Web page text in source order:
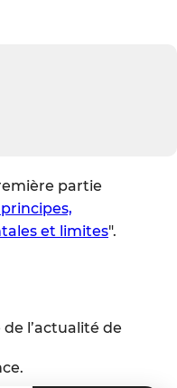
partie
et limites".
l’actualité de